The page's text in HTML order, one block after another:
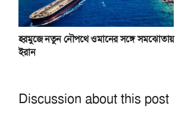
হরমুজে নতুন নৌপথে ওমানের সঙ্গে সমঝোতায়
ইরান
Discussion about this post